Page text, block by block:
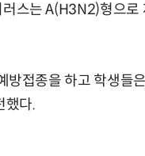
스는 A(H3N2)형으
접종을 하고 학생들
했다.